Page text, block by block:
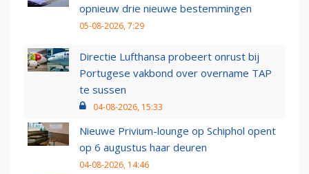
opnieuw drie nieuwe bestemmingen
05-08-2026, 7:29
Directie Lufthansa probeert onrust bij
Portugese vakbond over overname TAP
te sussen
04-08-2026, 15:33
Nieuwe Privium-lounge op Schiphol opent
op 6 augustus haar deuren
04-08-2026, 14:46